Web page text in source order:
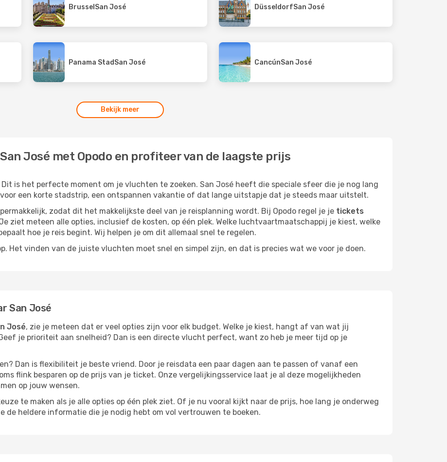
Brussel San José DüsseldorfSan José
Panama StadSan José CancúnSan José
Bekijk meer
José met Opodo en profiteer van de laagste prijs
Dit is het perfecte moment om je vluchten te zoeken. San José heeft die speciale sfeer die je nog lang
een korte stadstrip, een ontspannen vakantie of dat lange uitstapje dat je steeds maar uitstelt.
zodat dit het makkelijkste deel van je reisplanning wordt. Bij Opodo regel je je tickets
ziet meteen alle opties, inclusief de kosten, op één plek. Welke luchtvaartmaatschappij je kiest, welke
hoe je reis begint. Wij helpen je om dit allemaal snel te regelen.
Het vinden van de juiste vluchten moet snel en simpel zijn, en dat is precies wat we voor je doen.
San José
José, zie je meteen dat er veel opties zijn voor elk budget. Welke je kiest, hangt af van wat jij
je prioriteit aan snelheid? Dan is een directe vlucht perfect, want zo heb je meer tijd op je
Dan is flexibiliteit je beste vriend. Door je reisdata een paar dagen aan te passen of vanaf een
flink besparen op de prijs van je ticket. Onze vergelijkingsservice laat je al deze mogelijkheden
op jouw wensen.
te maken als je alle opties op één plek ziet. Of je nu vooral kijkt naar de prijs, hoe lang je onderweg
de heldere informatie die je nodig hebt om vol vertrouwen te boeken.